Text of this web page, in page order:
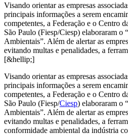
Visando orientar as empresas
principais informações a serem
competentes, a Federação e o Centro
São Paulo (Fiesp/Ciesp) elaboraram o
Ambientais”. Além de alertar as
evitando multas e penalidades, a
[&hellip;]
Visando orientar as empresas
principais informações a serem
competentes, a Federação e o Centro
São Paulo (Fiesp/Ciesp) elaboraram o
Ambientais”. Além de alertar as
evitando multas e penalidades, a
conformidade ambiental da indústria